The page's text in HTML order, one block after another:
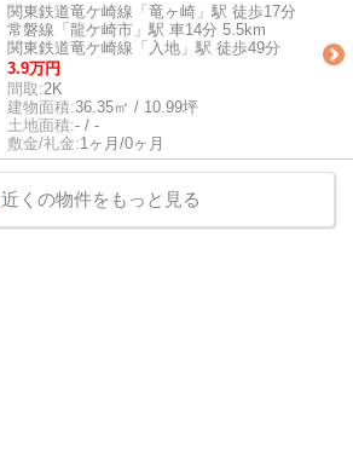
関東鉄道竜ケ崎線「竜ヶ崎」駅 徒歩17分
常磐線「龍ケ崎市」駅 車14分 5.5km
関東鉄道竜ケ崎線「入地」駅 徒歩49分
3.9万円
間取:2K
建物面積:36.35㎡ / 10.99坪
土地面積:- / -
敷金/礼金:1ヶ月/0ヶ月
近くの物件をもっと見る